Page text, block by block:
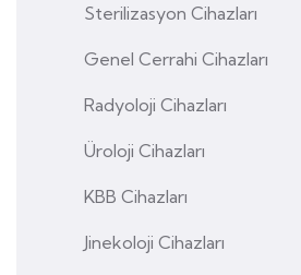
Sterilizasyon Cihazları
Genel Cerrahi Cihazları
Radyoloji Cihazları
Üroloji Cihazları
KBB Cihazları
Jinekoloji Cihazları